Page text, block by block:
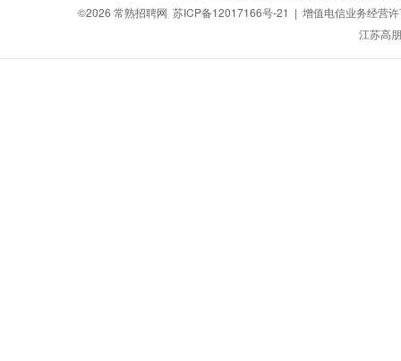
©2026 常熟招聘网 苏ICP备12017166号-21 | 增值电信业务经营
江苏高